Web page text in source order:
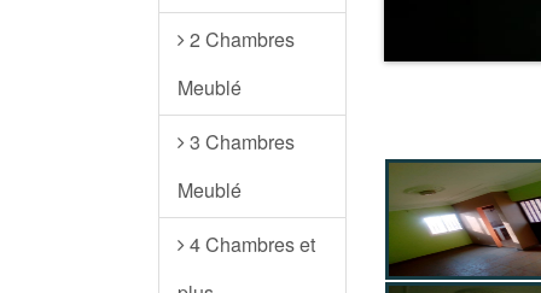
2 Chambres
Meublé
3 Chambres
Meublé
4 Chambres et